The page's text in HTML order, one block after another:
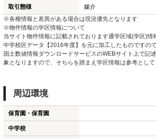
取引態様
媒介
※各種情報と差異がある場合は現況優先となります
※物件情報の学区情報について
当サイト物件情報に記載されております通学区域(学区)
中学校区データ【2016年度】を元に加工したものですの
国土数値情報ダウンロードサービスのWEBサイト上で記
象となりますので、そちらを踏まえ学区情報は参考として
周辺環境
保育園・保育園
中学校